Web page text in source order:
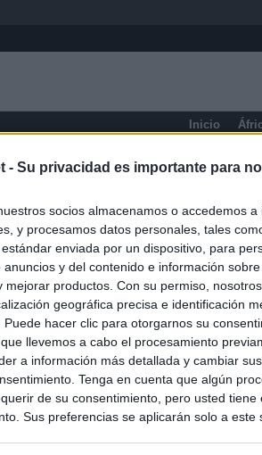
- Su privacidad es importante para
socios almacenamos o accedemos
y procesamos datos personales, tales
enviada por un dispositivo, para
anuncios y del contenido e información
mejorar productos. Con su permiso,
geográfica precisa e identificación
Puede hacer clic para otorgarnos su
llevemos a cabo el procesamiento
a información más detallada y cambiar
Tenga en cuenta que algún
de su consentimiento, pero usted
Sus preferencias se aplicarán solo a este
Inicio